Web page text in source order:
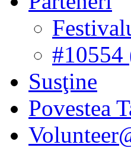
Susţine
Povestea